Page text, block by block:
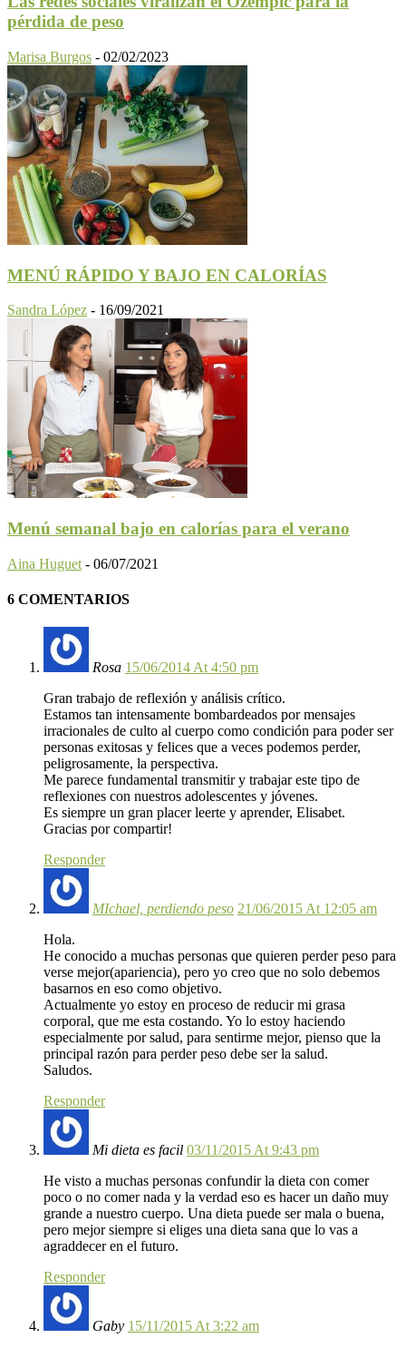
pérdida de peso
Marisa Burgos - 02/02/2023
MENÚ RÁPIDO Y BAJO EN CALORÍAS
Sandra López - 16/09/2021
Menú semanal bajo en calorías para el verano
Aina Huguet - 06/07/2021
6 COMENTARIOS
Rosa 15/06/2014 At 4:50 pm
Gran trabajo de reflexión y análisis crítico.
Estamos tan intensamente bombardeados por mensajes
irracionales de culto al cuerpo como condición para poder ser
personas exitosas y felices que a veces podemos perder,
peligrosamente, la perspectiva.
Me parece fundamental transmitir y trabajar este tipo de
reflexiones con nuestros adolescentes y jóvenes.
Es siempre un gran placer leerte y aprender, Elisabet.
Gracias por compartir!
Responder
MIchael, perdiendo peso 21/06/2015 At 12:05 am
Hola.
He conocido a muchas personas que quieren perder peso para
verse mejor(apariencia), pero yo creo que no solo debemos
basarnos en eso como objetivo.
Actualmente yo estoy en proceso de reducir mi grasa
corporal, que me esta costando. Yo lo estoy haciendo
especialmente por salud, para sentirme mejor, pienso que la
principal razón para perder peso debe ser la salud.
Saludos.
Responder
Mi dieta es facil 03/11/2015 At 9:43 pm
He visto a muchas personas confundir la dieta con comer
poco o no comer nada y la verdad eso es hacer un daño muy
grande a nuestro cuerpo. Una dieta puede ser mala o buena,
pero mejor siempre si eliges una dieta sana que lo vas a
agraddecer en el futuro.
Responder
Gaby 15/11/2015 At 3:22 am